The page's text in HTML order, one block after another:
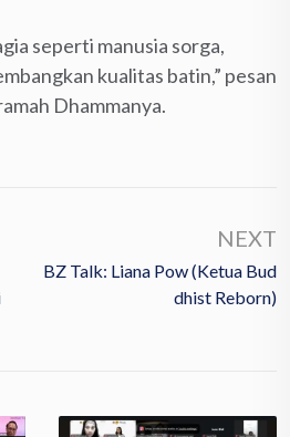
seperti manusia sorga,
kualitas batin,” pesan
Dhammanya.
NEXT
BZ Talk: Liana Pow (Ketua Bud
Dhist Reborn)